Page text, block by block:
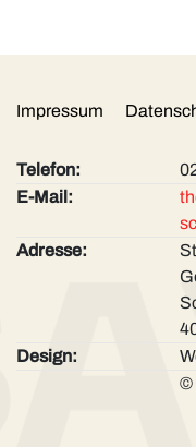
Impressum
Telefon:
E-Mail:
Adresse:
Design:
©